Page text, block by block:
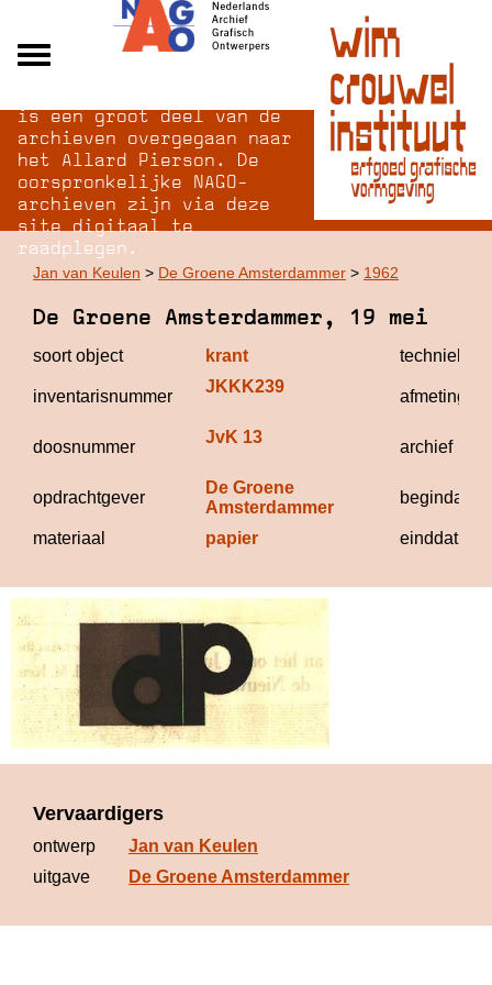
Over NAGO
Over WCI
Inloggen
is een groot deel van de
archieven overgegaan naar
het Allard Pierson. De
oorspronkelijke NAGO-
archieven zijn via deze
site digitaal te
raadplegen.
Jan van Keulen > De Groene Amsterdammer > 1962
De Groene Amsterdammer, 19 mei
soort object krant techniek
inventarisnummer
JKKK239
afmetingen
doosnummer
JvK 13
archief
opdrachtgever
De Groene
Amsterdammer
begindatum
materiaal papier einddatum
Vervaardigers
ontwerp
Jan van Keulen
uitgave
De Groene Amsterdammer